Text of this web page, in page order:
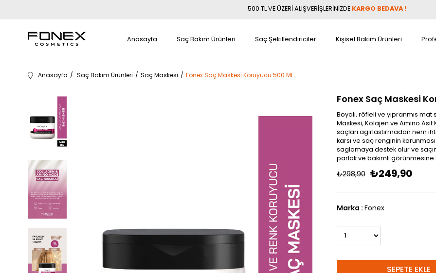
500 TL VE ÜZERİ ALIŞVERİŞLERİNİZDE KARGO BEDAVA !
Anasayfa Saç Bakım Ürünleri Saç Şekillendiriciler Kişisel Bakım Ürünleri
Anasayfa Saç Bakım Ürünleri Saç Maskesi Fonex Saç Maskesi Koruyucu 500 ML
Fonex Saç Maskesi
Boyalı, röfleli ve yıpranmıs
Maskesi, Kolajen ve Amino
saçları agırlastırmadan nem
karsı ve saç renginin
saglamaya destek olur ve
parlak ve bakımlı görünmesine
₺298,90 ₺249,90
Marka : Fonex